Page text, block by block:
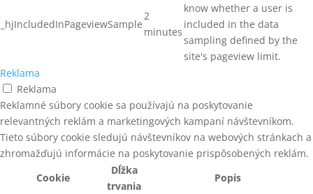
_hjIncludedInPageviewSample
2
minutes
know whether a user is
included in the data
sampling defined by the
site's pageview limit.
Reklama
Reklama
Reklamné súbory cookie sa používajú na poskytovanie
relevantných reklám a marketingových kampaní návštevníkom.
Tieto súbory cookie sledujú návštevníkov na webových stránkach a
zhromažďujú informácie na poskytovanie prispôsobených reklám.
Cookie
Dĺžka
trvania
Popis